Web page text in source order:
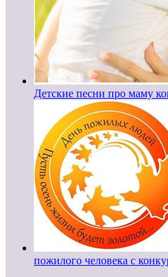
Детские песни про маму
пожилого человека с